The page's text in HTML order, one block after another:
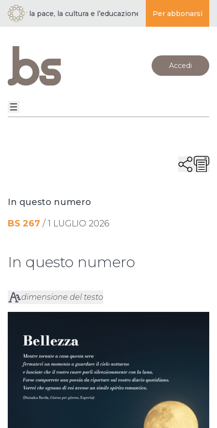
| per la pace, la cultura e l’educazione · BUDDISMO E
Per abbonarsi
Accedi
In questo numero
BS 267 / 1 LUGLIO 2026
In questo numero
dimensione del testo